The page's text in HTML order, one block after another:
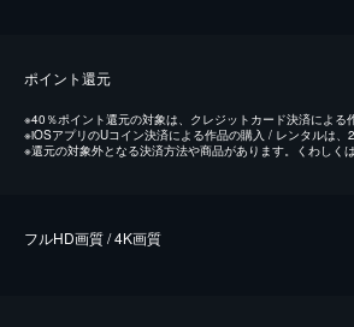
ポイント還元
※40％ポイント還元の対象は、クレジットカード決済による
※iOSアプリのUコイン決済による作品の購入 / レンタルは、
※還元の対象外となる決済方法や商品があります。くわしくは
フルHD画質 / 4K画質